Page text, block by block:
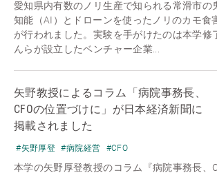
愛知県内有数のノリ生産で知られる常滑市の
知能（AI）とドローンを使ったノリのカモ食
が行われました。実験を手がけたのは本学修
んらが設立したベンチャー企業...
矢野教授によるコラム「病院事務長、
CFOの位置づけに」が日本経済新聞に
掲載されました
#矢野厚登 #病院経営 #CFO
本学の矢野厚登教授のコラム『病院事務長、